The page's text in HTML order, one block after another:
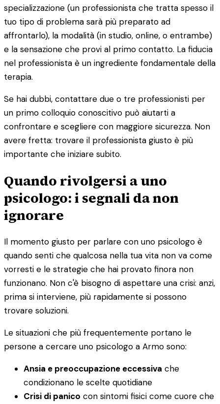
specializzazione (un professionista che tratta spesso il
tuo tipo di problema sarà più preparato ad
affrontarlo), la modalità (in studio, online, o entrambe)
e la sensazione che provi al primo contatto. La fiducia
nel professionista è un ingrediente fondamentale della
terapia.
Se hai dubbi, contattare due o tre professionisti per
un primo colloquio conoscitivo può aiutarti a
confrontare e scegliere con maggiore sicurezza. Non
avere fretta: trovare il professionista giusto è più
importante che iniziare subito.
Quando rivolgersi a uno
psicologo: i segnali da non
ignorare
Il momento giusto per parlare con uno psicologo è
quando senti che qualcosa nella tua vita non va come
vorresti e le strategie che hai provato finora non
funzionano. Non c'è bisogno di aspettare una crisi: anzi,
prima si interviene, più rapidamente si possono
trovare soluzioni.
Le situazioni che più frequentemente portano le
persone a cercare uno psicologo a Armo sono:
Ansia e preoccupazione eccessiva che
condizionano le scelte quotidiane
Crisi di panico con sintomi fisici come cuore che